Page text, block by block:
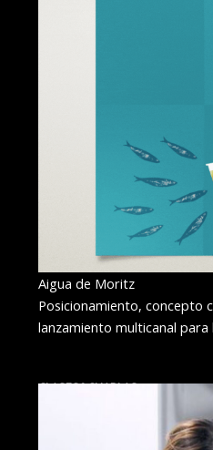
Aigua de Moritz
Posicionamiento, concepto
lanzamiento multicanal
CLASES&CHARLAS